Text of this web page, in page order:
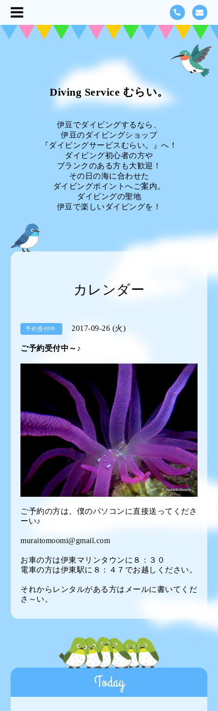
Diving Service むらい。
伊豆でダイビングするなら、
伊豆のダイビングショップ
『ダイビングサービスむらい。』へ！
ダイビング初心者の方や
ブランクのある方も大歓迎！
その日の海に合わせた
ダイビングポイントへご案内。
ダイビングの聖地
伊豆で楽しいダイビングを！
カレンダー
予約受付中 2017-09-26 (火)
ご予約受付中～♪
ご予約の方は、僕のパソコンに直接送ってくださ
ーい♪
muraitomoomi@gmail.com
お車の方は伊東マリンタウンに８：３０
電車の方は伊東駅に８：４７でお越しください。
それからレンタルがある方はメールに書いてくだ
さ～い。
Today